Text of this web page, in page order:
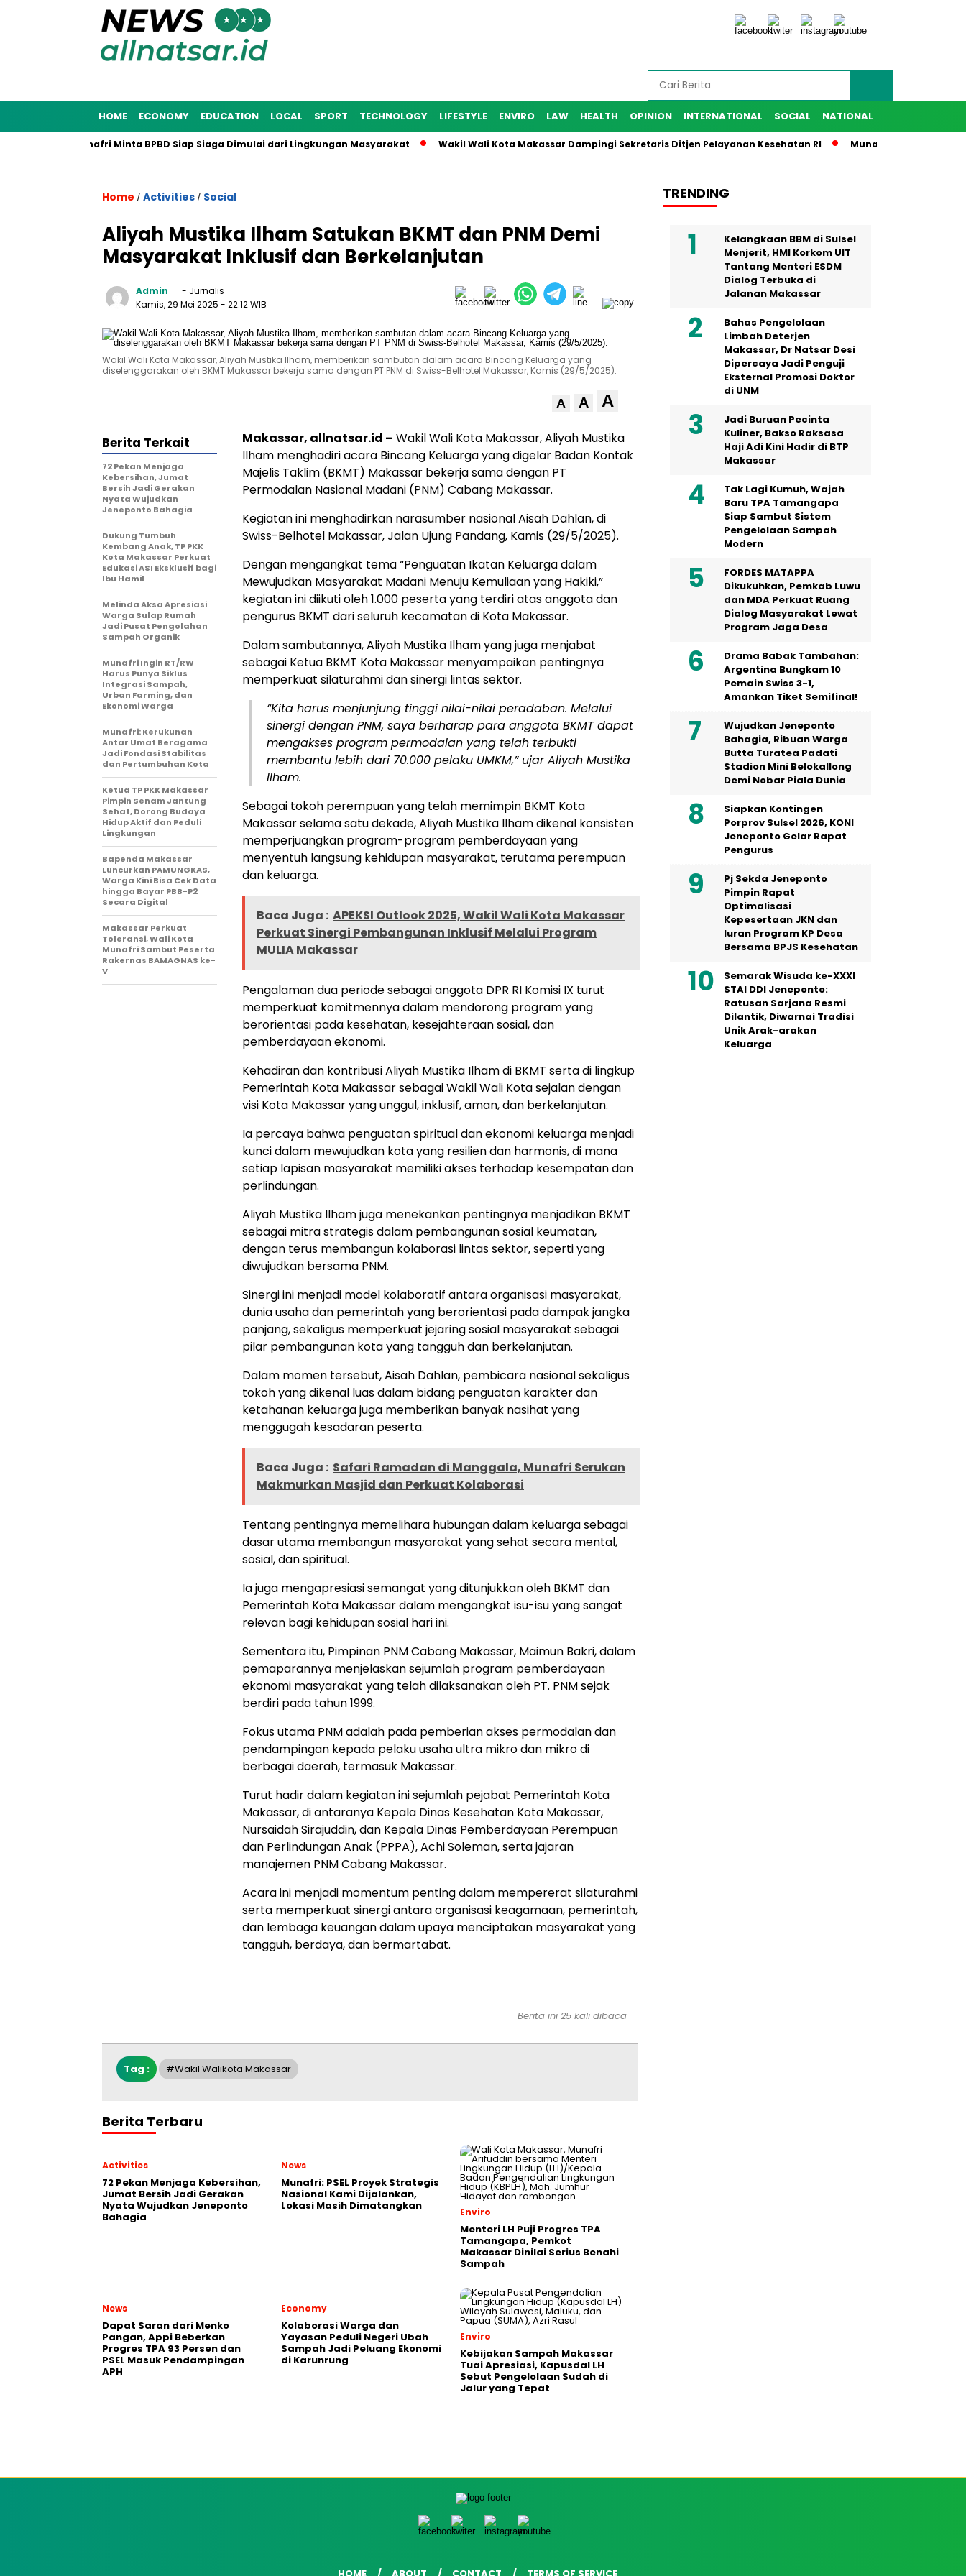
HOME ECONOMY EDUCATION LOCAL SPORT TECHNOLOGY LIFESTYLE ENVIRO LAW HEALTH OPINION INTERNATIONAL SOCIAL NATIONAL
2025, Munafri Minta BPBD Siap Siaga Dimulai dari Lingkungan Masyarakat Wakil Wali Kota Makassar Dampingi Sekretaris Ditjen Pelayanan Kesehatan RI Munafri Harap IKA
Home / Activities / Social
Aliyah Mustika Ilham Satukan BKMT dan PNM Demi
Masyarakat Inklusif dan Berkelanjutan
Admin
- Jurnalis
Kamis, 29 Mei 2025 - 22:12 WIB
Wakil Wali Kota Makassar, Aliyah Mustika Ilham, memberikan sambutan dalam acara Bincang Keluarga yang
diselenggarakan oleh BKMT Makassar bekerja sama dengan PT PNM di Swiss-Belhotel Makassar, Kamis (29/5/2025).
A A A
Makassar, allnatsar.id – Wakil Wali Kota Makassar, Aliyah Mustika
Ilham menghadiri acara Bincang Keluarga yang digelar Badan Kontak
Majelis Taklim (BKMT) Makassar bekerja sama dengan PT
Permodalan Nasional Madani (PNM) Cabang Makassar.
Kegiatan ini menghadirkan narasumber nasional Aisah Dahlan, di
Swiss-Belhotel Makassar, Jalan Ujung Pandang, Kamis (29/5/2025).
Dengan mengangkat tema “Penguatan Ikatan Keluarga dalam
Mewujudkan Masyarakat Madani Menuju Kemuliaan yang Hakiki,”
kegiatan ini diikuti oleh 1.000 peserta yang terdiri atas anggota dan
pengurus BKMT dari seluruh kecamatan di Kota Makassar.
Dalam sambutannya, Aliyah Mustika Ilham yang juga menjabat
sebagai Ketua BKMT Kota Makassar menyampaikan pentingnya
memperkuat silaturahmi dan sinergi lintas sektor.
“Kita harus menjunjung tinggi nilai-nilai peradaban. Melalui
sinergi dengan PNM, saya berharap para anggota BKMT dapat
mengakses program permodalan yang telah terbukti
membantu lebih dari 70.000 pelaku UMKM,” ujar Aliyah Mustika
Ilham.
Sebagai tokoh perempuan yang telah memimpin BKMT Kota
Makassar selama satu dekade, Aliyah Mustika Ilham dikenal konsisten
memperjuangkan program-program pemberdayaan yang
menyentuh langsung kehidupan masyarakat, terutama perempuan
dan keluarga.
Baca Juga : APEKSI Outlook 2025, Wakil Wali Kota Makassar
Perkuat Sinergi Pembangunan Inklusif Melalui Program
MULIA Makassar
Pengalaman dua periode sebagai anggota DPR RI Komisi IX turut
memperkuat komitmennya dalam mendorong program yang
berorientasi pada kesehatan, kesejahteraan sosial, dan
pemberdayaan ekonomi.
Kehadiran dan kontribusi Aliyah Mustika Ilham di BKMT serta di lingkup
Pemerintah Kota Makassar sebagai Wakil Wali Kota sejalan dengan
visi Kota Makassar yang unggul, inklusif, aman, dan berkelanjutan.
Ia percaya bahwa penguatan spiritual dan ekonomi keluarga menjadi
kunci dalam mewujudkan kota yang resilien dan harmonis, di mana
setiap lapisan masyarakat memiliki akses terhadap kesempatan dan
perlindungan.
Aliyah Mustika Ilham juga menekankan pentingnya menjadikan BKMT
sebagai mitra strategis dalam pembangunan sosial keumatan,
dengan terus membangun kolaborasi lintas sektor, seperti yang
diwujudkan bersama PNM.
Sinergi ini menjadi model kolaboratif antara organisasi masyarakat,
dunia usaha dan pemerintah yang berorientasi pada dampak jangka
panjang, sekaligus memperkuat jejaring sosial masyarakat sebagai
pilar pembangunan kota yang tangguh dan berkelanjutan.
Dalam momen tersebut, Aisah Dahlan, pembicara nasional sekaligus
tokoh yang dikenal luas dalam bidang penguatan karakter dan
ketahanan keluarga juga memberikan banyak nasihat yang
menggugah kesadaran peserta.
Baca Juga : Safari Ramadan di Manggala, Munafri Serukan
Makmurkan Masjid dan Perkuat Kolaborasi
Tentang pentingnya memelihara hubungan dalam keluarga sebagai
dasar utama membangun masyarakat yang sehat secara mental,
sosial, dan spiritual.
Ia juga mengapresiasi semangat yang ditunjukkan oleh BKMT dan
Pemerintah Kota Makassar dalam mengangkat isu-isu yang sangat
relevan bagi kehidupan sosial hari ini.
Sementara itu, Pimpinan PNM Cabang Makassar, Maimun Bakri, dalam
pemaparannya menjelaskan sejumlah program pemberdayaan
ekonomi masyarakat yang telah dilaksanakan oleh PT. PNM sejak
berdiri pada tahun 1999.
Fokus utama PNM adalah pada pemberian akses permodalan dan
pendampingan kepada pelaku usaha ultra mikro dan mikro di
berbagai daerah, termasuk Makassar.
Turut hadir dalam kegiatan ini sejumlah pejabat Pemerintah Kota
Makassar, di antaranya Kepala Dinas Kesehatan Kota Makassar,
Nursaidah Sirajuddin, dan Kepala Dinas Pemberdayaan Perempuan
dan Perlindungan Anak (PPPA), Achi Soleman, serta jajaran
manajemen PNM Cabang Makassar.
Acara ini menjadi momentum penting dalam mempererat silaturahmi
serta memperkuat sinergi antara organisasi keagamaan, pemerintah,
dan lembaga keuangan dalam upaya menciptakan masyarakat yang
tangguh, berdaya, dan bermartabat.
Berita Terkait
72 Pekan Menjaga
Kebersihan, Jumat
Bersih Jadi Gerakan
Nyata Wujudkan
Jeneponto Bahagia
Dukung Tumbuh
Kembang Anak, TP PKK
Kota Makassar Perkuat
Edukasi ASI Eksklusif bagi
Ibu Hamil
Melinda Aksa Apresiasi
Warga Sulap Rumah
Jadi Pusat Pengolahan
Sampah Organik
Munafri Ingin RT/RW
Harus Punya Siklus
Integrasi Sampah,
Urban Farming, dan
Ekonomi Warga
Munafri: Kerukunan
Antar Umat Beragama
Jadi Fondasi Stabilitas
dan Pertumbuhan Kota
Ketua TP PKK Makassar
Pimpin Senam Jantung
Sehat, Dorong Budaya
Hidup Aktif dan Peduli
Lingkungan
Bapenda Makassar
Luncurkan PAMUNGKAS,
Warga Kini Bisa Cek Data
hingga Bayar PBB-P2
Secara Digital
Makassar Perkuat
Toleransi, Wali Kota
Munafri Sambut Peserta
Rakernas BAMAGNAS ke-
V
Berita ini 25 kali dibaca
Tag : #Wakil Walikota Makassar
Berita Terbaru
Activities
72 Pekan Menjaga Kebersihan,
Jumat Bersih Jadi Gerakan
Nyata Wujudkan Jeneponto
Bahagia
News
Munafri: PSEL Proyek Strategis
Nasional Kami Dijalankan,
Lokasi Masih Dimatangkan
Enviro
Menteri LH Puji Progres TPA
Tamangapa, Pemkot
Makassar Dinilai Serius Benahi
Sampah
News
Dapat Saran dari Menko
Pangan, Appi Beberkan
Progres TPA 93 Persen dan
PSEL Masuk Pendampingan
APH
Economy
Kolaborasi Warga dan
Yayasan Peduli Negeri Ubah
Sampah Jadi Peluang Ekonomi
di Karunrung
Enviro
Kebijakan Sampah Makassar
Tuai Apresiasi, Kapusdal LH
Sebut Pengelolaan Sudah di
Jalur yang Tepat
TRENDING
Kelangkaan BBM di Sulsel
Menjerit, HMI Korkom UIT
Tantang Menteri ESDM
Dialog Terbuka di
Jalanan Makassar
Bahas Pengelolaan
Limbah Deterjen
Makassar, Dr Natsar Desi
Dipercaya Jadi Penguji
Eksternal Promosi Doktor
di UNM
Jadi Buruan Pecinta
Kuliner, Bakso Raksasa
Haji Adi Kini Hadir di BTP
Makassar
Tak Lagi Kumuh, Wajah
Baru TPA Tamangapa
Siap Sambut Sistem
Pengelolaan Sampah
Modern
FORDES MATAPPA
Dikukuhkan, Pemkab Luwu
dan MDA Perkuat Ruang
Dialog Masyarakat Lewat
Program Jaga Desa
Drama Babak Tambahan:
Argentina Bungkam 10
Pemain Swiss 3-1,
Amankan Tiket Semifinal!
Wujudkan Jeneponto
Bahagia, Ribuan Warga
Butta Turatea Padati
Stadion Mini Belokallong
Demi Nobar Piala Dunia
Siapkan Kontingen
Porprov Sulsel 2026, KONI
Jeneponto Gelar Rapat
Pengurus
Pj Sekda Jeneponto
Pimpin Rapat
Optimalisasi
Kepesertaan JKN dan
Iuran Program KP Desa
Bersama BPJS Kesehatan
Semarak Wisuda ke-XXXI
STAI DDI Jeneponto:
Ratusan Sarjana Resmi
Dilantik, Diwarnai Tradisi
Unik Arak-arakan
Keluarga